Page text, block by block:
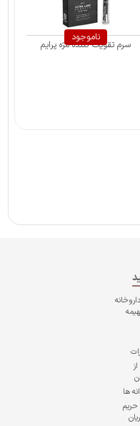
ناموجود
سرم تقویت کننده مژه پرایم
داروخانه
ها